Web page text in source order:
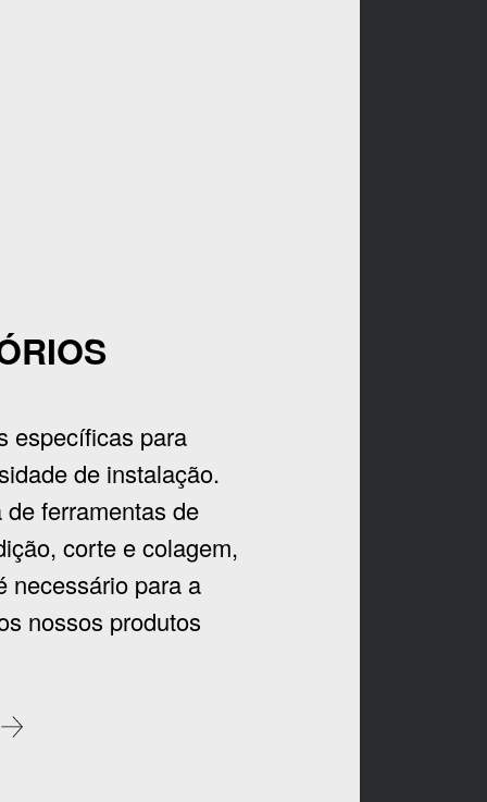
específicas para
de instalação.
ferramentas de
corte e colagem,
necessário para a
nossos produtos